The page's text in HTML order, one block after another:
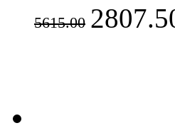
5615.00